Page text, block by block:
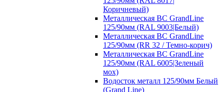
Коричневый)
Металлическая ВС GrandLine
125/90мм (RAL 9003|Белый)
Металлическая ВС GrandLine
125/90мм (RR 32 / Темно-корич)
Металлическая ВС GrandLine
125/90мм (RAL 6005|Зеленый
мох)
Водосток металл 125/90мм Белый
(Grand Line)